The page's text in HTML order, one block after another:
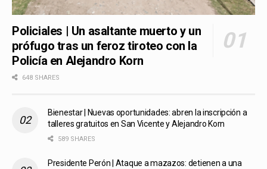
Policiales | Un asaltante muerto y un
prófugo tras un feroz tiroteo con la
Policía en Alejandro Korn
648 SHARES
Bienestar | Nuevas oportunidades: abren la inscripción a
talleres gratuitos en San Vicente y Alejandro Korn
589 SHARES
Presidente Perón | Ataque a mazazos: detienen a una